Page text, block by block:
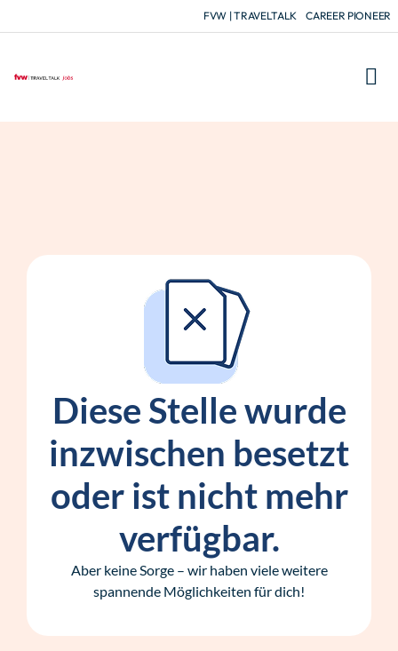
FVW | TRAVELTALK CAREER PIONEER
Diese Stelle wurde
inzwischen besetzt
oder ist nicht mehr
verfügbar.
Aber keine Sorge – wir haben viele weitere
spannende Möglichkeiten für dich!